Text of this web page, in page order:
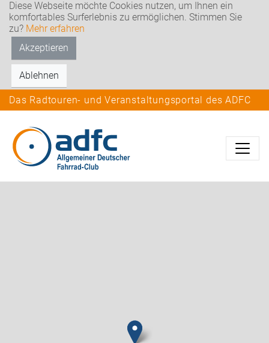
Diese Webseite möchte Cookies nutzen, um Ihnen ein
komfortables Surferlebnis zu ermöglichen. Stimmen Sie
zu? Mehr erfahren
Akzeptieren
Ablehnen
Das Radtouren- und Veranstaltungsportal des ADFC